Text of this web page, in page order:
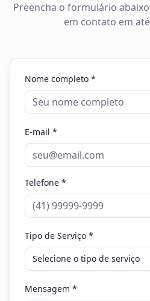
Preencha o formulário
em contato em
Nome completo *
E-mail *
Telefone *
Tipo de Serviço *
Selecione o tipo de serviço
Mensagem *